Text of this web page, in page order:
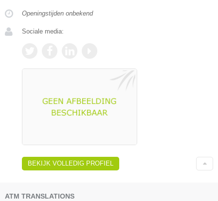
Openingstijden onbekend
Sociale media:
BEKIJK VOLLEDIG PROFIEL
ATM TRANSLATIONS